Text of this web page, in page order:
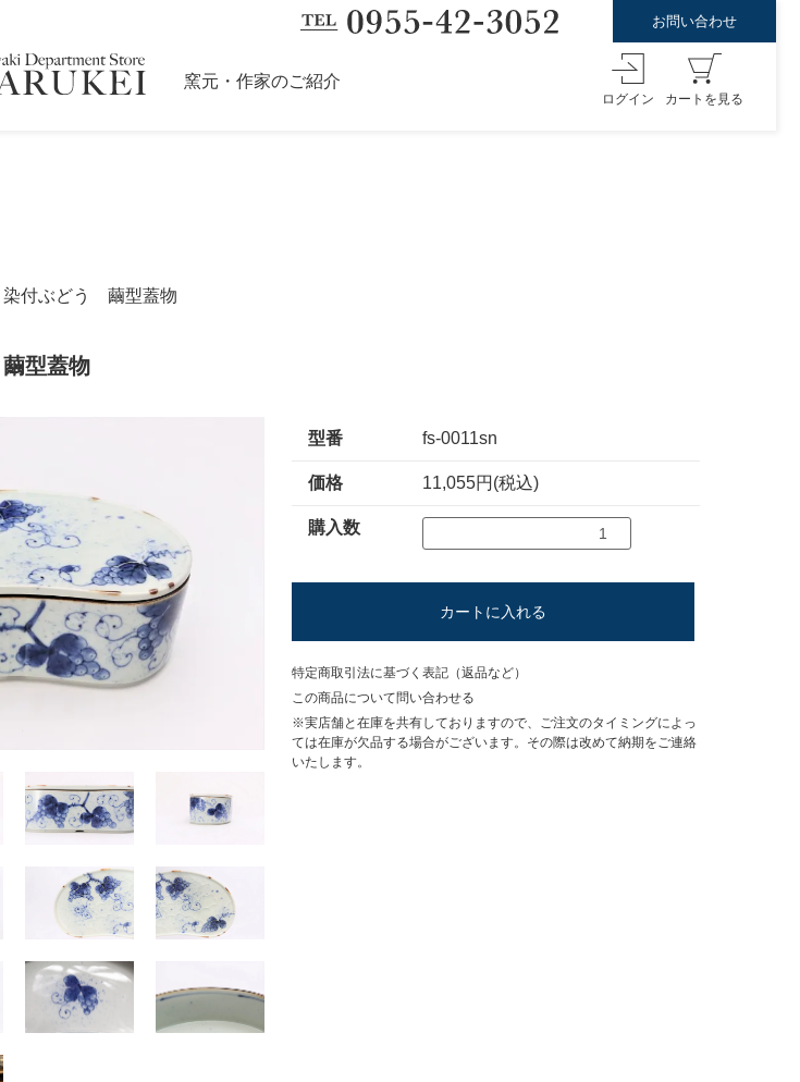
お問い合わせ
窯元・作家のご紹介
ログイン カートを見る
付ぶどう 繭型蓋物
型蓋物
型番 fs-0011sn
価格 11,055円(税込)
購入数
カートに入れる
特定商取引法に基づく表記（返品など）
この商品について問い合わせる
※実店舗と在庫を共有しておりますので、ご注文のタイミングによっ
ては在庫が欠品する場合がございます。その際は改めて納期をご連絡
いたします。